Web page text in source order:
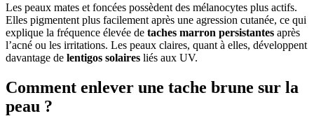
Les peaux mates et foncées possèdent des mélanocytes plus actifs.
Elles pigmentent plus facilement après une agression cutanée, ce qui
explique la fréquence élevée de taches marron persistantes après
l’acné ou les irritations. Les peaux claires, quant à elles, développent
davantage de lentigos solaires liés aux UV.
Comment enlever une tache brune sur la
peau ?